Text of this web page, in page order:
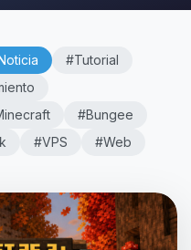
#Tutorial
#Bungee
#VPS #Web